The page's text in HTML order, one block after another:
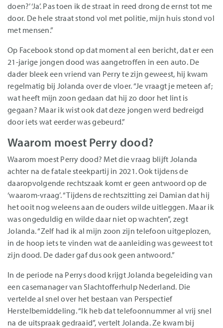
doen?’ ‘Ja’. Pas toen ik de straat in reed drong de ernst tot me
door. De hele straat stond vol met politie, mijn huis stond vol
met mensen.”
Op Facebook stond op dat moment al een bericht, dat er een
21-jarige jongen dood was aangetroffen in een auto. De
dader bleek een vriend van Perry te zijn geweest, hij kwam
regelmatig bij Jolanda over de vloer. “Je vraagt je meteen af;
wat heeft mijn zoon gedaan dat hij zo door het lint is
gegaan? Maar ik wist ook dat deze jongen werd bedreigd
door iets wat eerder was gebeurd.”
Waarom moest Perry dood?
Waarom moest Perry dood? Met die vraag blijft Jolanda
achter na de fatale steekpartij in 2021. Ook tijdens de
daaropvolgende rechtszaak komt er geen antwoord op de
‘waarom-vraag’. “Tijdens de rechtszitting zei Damian dat hij
het ooit nog weleens aan de ouders wilde uitleggen. Maar ik
was ongeduldig en wilde daar niet op wachten”, zegt
Jolanda. “Zelf had ik al mijn zoon zijn telefoon uitgeplozen,
in de hoop iets te vinden wat de aanleiding was geweest tot
zijn dood. De dader gaf dus ook geen antwoord.”
In de periode na Perrys dood krijgt Jolanda begeleiding van
een casemanager van Slachtofferhulp Nederland. Die
vertelde al snel over het bestaan van Perspectief
Herstelbemiddeling. “Ik heb dat telefoonnummer al vrij snel
na de uitspraak gedraaid”, vertelt Jolanda. Ze kwam bij